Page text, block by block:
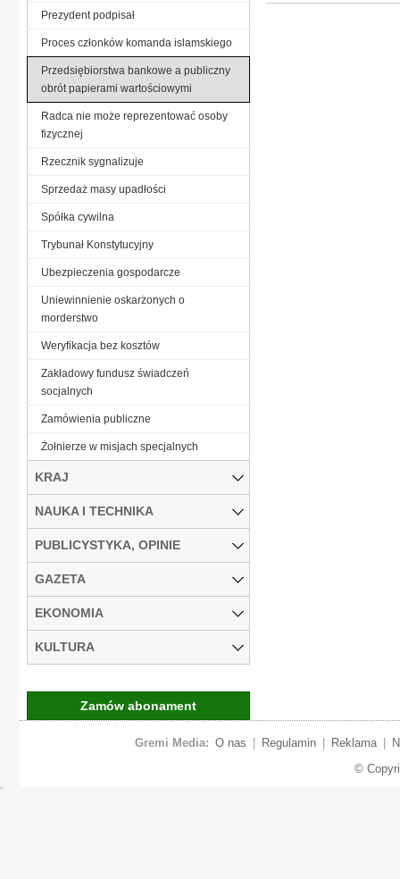
Prezydent podpisał
Proces członków komanda islamskiego
Przedsiębiorstwa bankowe a publiczny
obrót papierami wartościowymi
Radca nie może reprezentować osoby
fizycznej
Rzecznik sygnalizuje
Sprzedaż masy upadłości
Spółka cywilna
Trybunał Konstytucyjny
Ubezpieczenia gospodarcze
Uniewinnienie oskarżonych o
morderstwo
Weryfikacja bez kosztów
Zakładowy fundusz świadczeń
socjalnych
Zamówienia publiczne
Żołnierze w misjach specjalnych
KRAJ
NAUKA I TECHNIKA
PUBLICYSTYKA, OPINIE
GAZETA
EKONOMIA
KULTURA
Zamów abonament
Gremi Media: O nas Regulamin Reklama
©